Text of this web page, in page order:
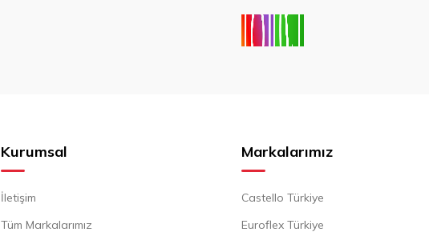
Kurumsal
İletişim
Tüm Markalarımız
Markalarımız
Castello Türkiye
Euroflex Türkiye